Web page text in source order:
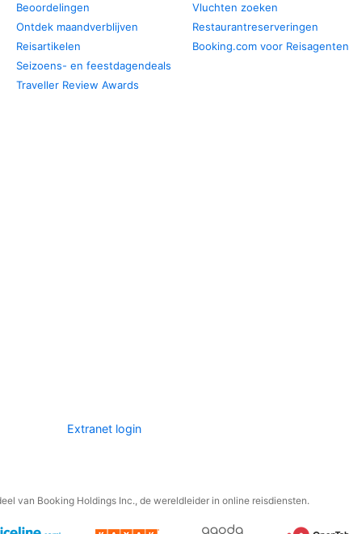
Beoordelingen
Ontdek maandverblijven
Reisartikelen
Seizoens- en feestdagendeals
Traveller Review Awards
Vluchten zoeken
Restaurantreserveringen
Booking.com voor Reisagenten
Extranet login
van Booking Holdings Inc., de wereldleider in online reisdiensten.